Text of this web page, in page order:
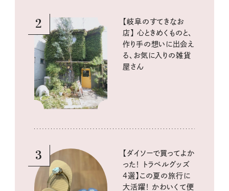
2
【岐阜のすてきなお
店】 心ときめくものと、
作り手の想いに出会え
る、お気に入りの雑貨
屋さん
3
【ダイソーで買ってよか
った！ トラベルグッズ
4選】この夏の旅行に
大活躍！ かわいくて便